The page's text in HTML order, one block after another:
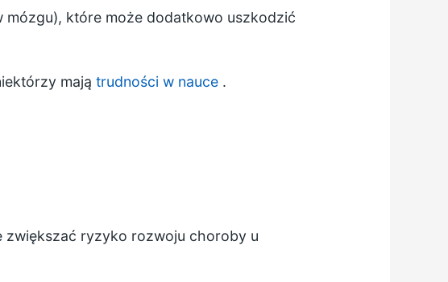
mózgu), które może dodatkowo uszkodzić
mają trudności w nauce.
zwiększać ryzyko rozwoju choroby u